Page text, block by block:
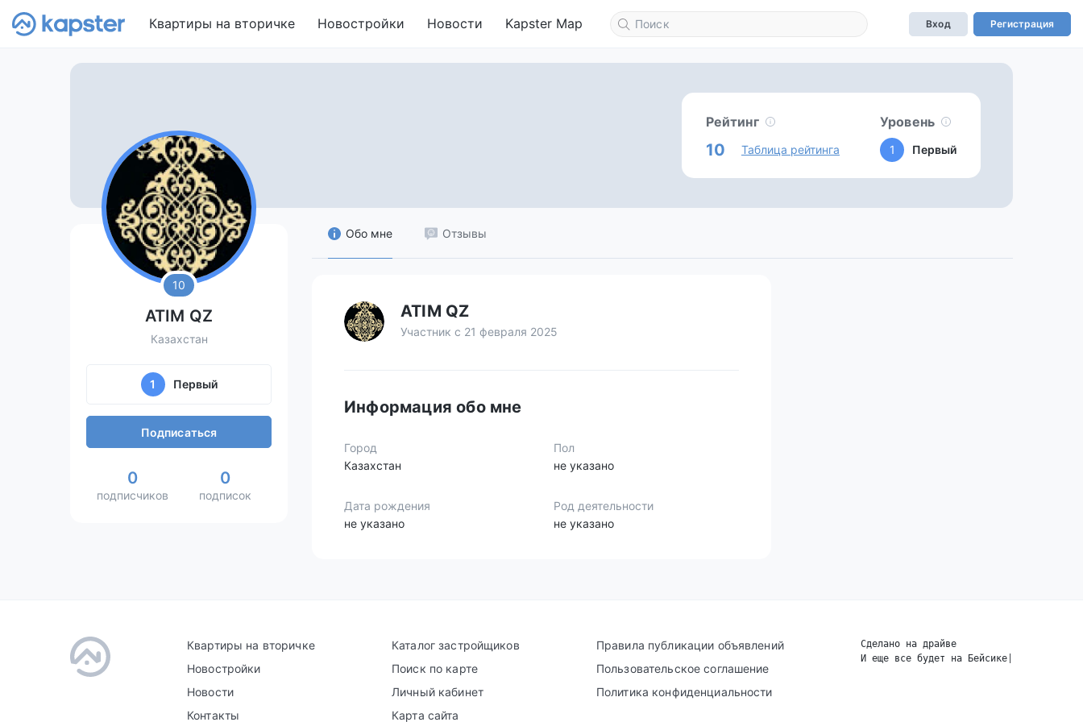
Квартиры на вторичке Новостройки Новости Kapster Map Вход Регистрация
Рейтинг
10 Таблица рейтинга
Уровень
1 Первый
10
ATIM QZ
Казахстан
1 Первый
Подписаться
0
подписчиков
0
подписок
Обо мне Отзывы
ATIM QZ
Участник с 21 февраля 2025
Информация обо мне
Город
Казахстан
Пол
не указано
Дата рождения
не указано
Род деятельности
не указано
Квартиры на вторичке
Новостройки
Новости
Контакты
Каталог застройщиков
Поиск по карте
Личный кабинет
Карта сайта
Правила публикации объявлений
Пользовательское соглашение
Политика конфиденциальности
Сделано на драйве
И еще все будет на Бейсике